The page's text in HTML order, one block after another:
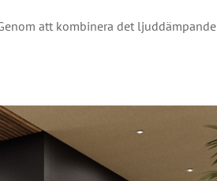
att kombinera det ljuddämpande